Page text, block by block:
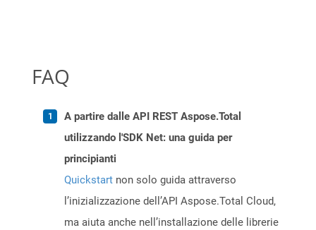
FAQ
A partire dalle API REST Aspose.Total
utilizzando l'SDK Net: una guida per
principianti
Quickstart non solo guida attraverso
l’inizializzazione dell’API Aspose.Total Cloud,
ma aiuta anche nell’installazione delle librerie